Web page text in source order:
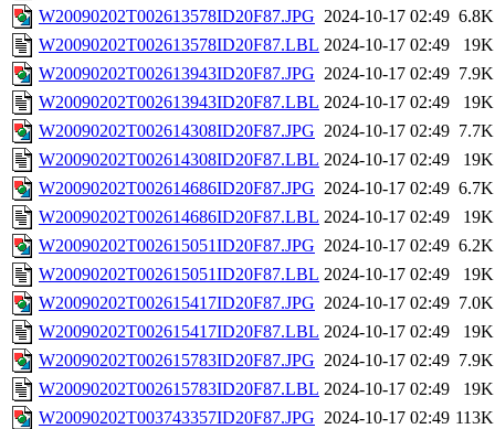
W20090202T002613578ID20F87.JPG 2024-10-17 02:49 6.8K
W20090202T002613578ID20F87.LBL 2024-10-17 02:49
19K
W20090202T002613943ID20F87.JPG 2024-10-17 02:49 7.9K
W20090202T002613943ID20F87.LBL 2024-10-17 02:49
19K
W20090202T002614308ID20F87.JPG 2024-10-17 02:49 7.7K
W20090202T002614308ID20F87.LBL 2024-10-17 02:49
19K
W20090202T002614686ID20F87.JPG 2024-10-17 02:49 6.7K
W20090202T002614686ID20F87.LBL 2024-10-17 02:49
19K
W20090202T002615051ID20F87.JPG 2024-10-17 02:49 6.2K
W20090202T002615051ID20F87.LBL 2024-10-17 02:49
19K
W20090202T002615417ID20F87.JPG 2024-10-17 02:49 7.0K
W20090202T002615417ID20F87.LBL 2024-10-17 02:49
19K
W20090202T002615783ID20F87.JPG 2024-10-17 02:49 7.9K
W20090202T002615783ID20F87.LBL 2024-10-17 02:49
19K
W20090202T003743357ID20F87.JPG 2024-10-17 02:49 113K